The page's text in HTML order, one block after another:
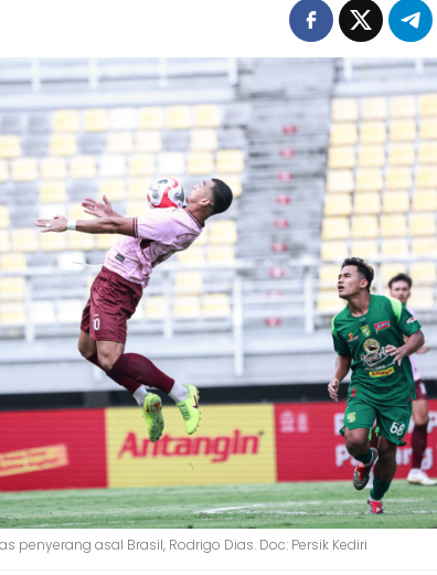
penyerang asal Brasil, Rodrigo Dias. Doc: Persik Kediri